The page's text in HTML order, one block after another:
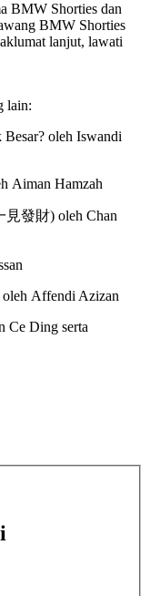
BMW Shorties dan
BMW Shorties
lanjut, lawati
lain:
oleh Iswandi
Aiman Hamzah
見發財) oleh Chan
Affendi Azizan
Ce Ding serta